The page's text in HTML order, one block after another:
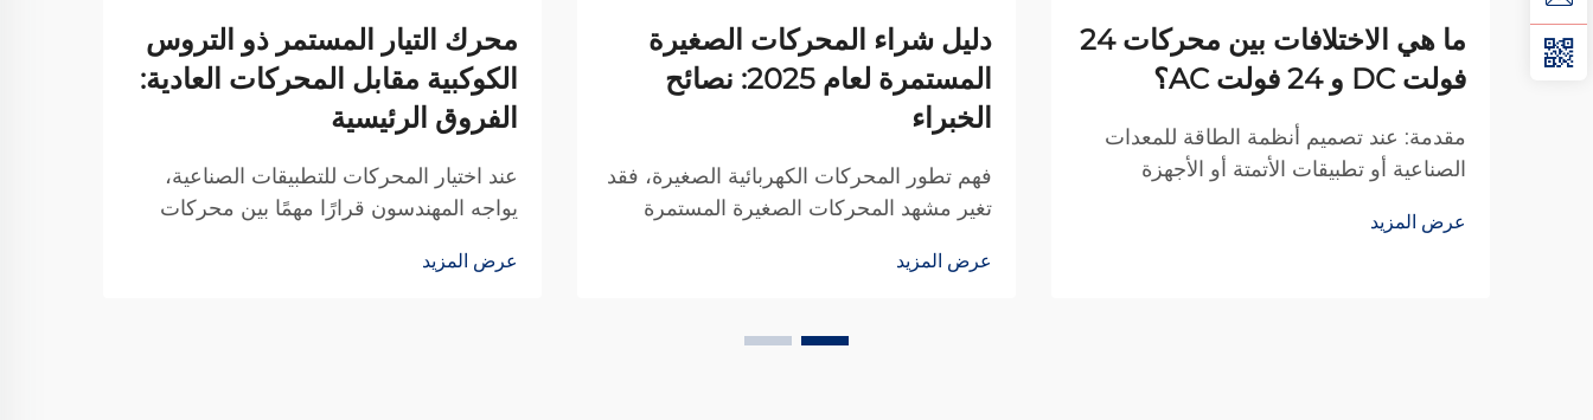
ما هي الاختلافات بين محركات 24
فولت DC و 24 فولت AC؟
مقدمة: عند تصميم أنظمة الطاقة للمعدات
الصناعية أو تطبيقات الأتمتة أو الأجهزة
عرض المزيد
دليل شراء المحركات الصغيرة
المستمرة لعام 2025: نصائح
الخبراء
فهم تطور المحركات الكهربائية الصغيرة، فقد
تغير مشهد المحركات الصغيرة المستمرة
مما أحدث ثورة في كل شيء بدءًا من
الصناعية. وقد أصبحت هذه القوى المدمجة...
عرض المزيد
محرك التيار المستمر ذو التروس
الكوكبية مقابل المحركات العادية:
الفروق الرئيسية
عند اختيار المحركات للتطبيقات الصناعية،
يواجه المهندسون قرارًا مهمًا بين محركات
المسننة المتخصصة. يُعد المحرك الكهربائي
عرض المزيد